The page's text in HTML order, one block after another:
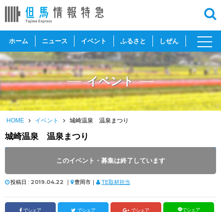
ホーム ニュース イベント ふるさと しぜん
toggle
イベント
HOME イベント 城崎温泉 温泉まつり
城崎温泉 温泉まつり
このイベント・募集は終了しています
開催時間 : 9:00 ～ 16:30
投稿日 : 2019.04.22 ｜ 豊岡市｜ TE取材担当
でシェア でシェア でシェア でシェア